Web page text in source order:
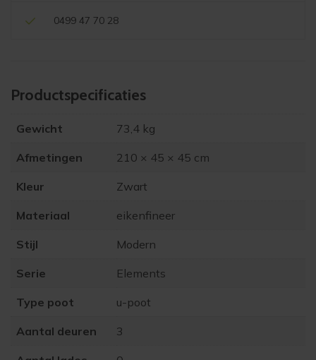
0499 47 70 28
Product­specificaties
Gewicht 73,4 kg
Afmetingen 210 × 45 × 45 cm
Kleur Zwart
Materiaal eikenfineer
Stijl Modern
Serie Elements
Type poot u-poot
Aantal deuren 3